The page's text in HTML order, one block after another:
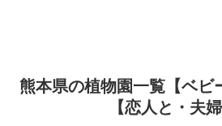
熊本県の植物園一覧【ベビ
【恋人と・夫婦